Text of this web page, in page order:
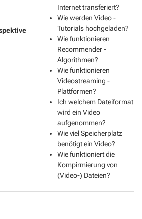
Internet transferiert?
Wie werden Video -
Tutorials hochgeladen?
Wie funktionieren
Recommender -
Algorithmen?
Wie funktionieren
Videostreaming -
Plattformen?
Ich welchem Dateiformat
wird ein Video
aufgenommen?
Wie viel Speicherplatz
benötigt ein Video?
Wie funktioniert die
Kompirmierung von
(Video-) Dateien?